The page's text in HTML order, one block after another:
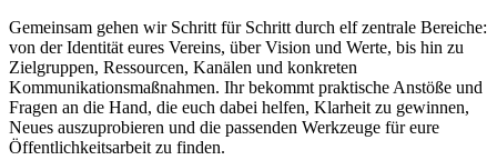
Gemeinsam gehen wir Schritt für Schritt durch elf zentrale Bereiche:
von der Identität eures Vereins, über Vision und Werte, bis hin zu
Zielgruppen, Ressourcen, Kanälen und konkreten
Kommunikationsmaßnahmen. Ihr bekommt praktische Anstöße und
Fragen an die Hand, die euch dabei helfen, Klarheit zu gewinnen,
Neues auszuprobieren und die passenden Werkzeuge für eure
Öffentlichkeitsarbeit zu finden.